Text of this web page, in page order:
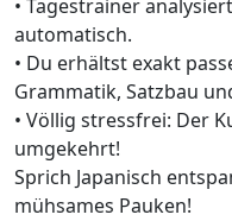
• Tagestrainer
automatisch.
• Du erhältst exakt
Grammatik, Satzbau
• Völlig stressfrei: Der
umgekehrt!
Sprich Japanisch
mühsames Pauken!